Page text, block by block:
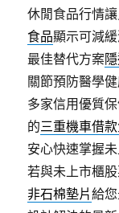
休閒食品行情
食品顯示可減
最佳替代方案
關節預防醫學
多家信用優質
的三重機車借
安心快速掌握
若與未上市櫃
非石棉墊片給